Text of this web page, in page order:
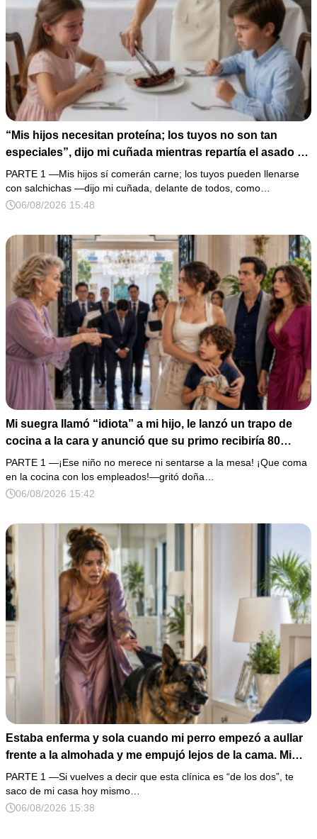
“Mis hijos necesitan proteína; los tuyos no son tan
especiales”, dijo mi cuñada mientras repartía el asado y
hacía llorar a mi hija. Mi esposo me pidió que no armara
un escándalo, así que guardé silencio, terminé un pastel
de boda de 8,000 pesos y coloqué sobre la mesa un
PARTE 1 —Mis hijos sí comerán carne; los tuyos pueden llenarse
con salchichas —dijo mi cuñada, delante de todos, como…
06/08/2026 15:48
Mi suegra llamó “idiota” a mi hijo, le lanzó un trapo de
cocina a la cara y anunció que su primo recibiría 80
millones y el 50% de las acciones: “Aprende cuál es tu
lugar”. Permanecí en silencio hasta que terminaron de
firmar; entonces mostré una grabación y alguien llamó a
PARTE 1 —¡Ese niño no merece ni sentarse a la mesa! ¡Que coma
en la cocina con los empleados!—gritó doña…
06/08/2026 15:42
Estaba enferma y sola cuando mi perro empezó a aullar
frente a la almohada y me empujó lejos de la cama. Mi
esposo regresó un día antes y susurró: “Acuéstate,
amor, yo te cuidaré”. Fingí obedecer, pero escondí una
grabadora bajo la cobija… Esa noche escuché por qué
PARTE 1 —Si vuelves a decir que esta clínica es “de los dos”, te
saco de mi casa hoy mismo…
06/08/2026 15:38